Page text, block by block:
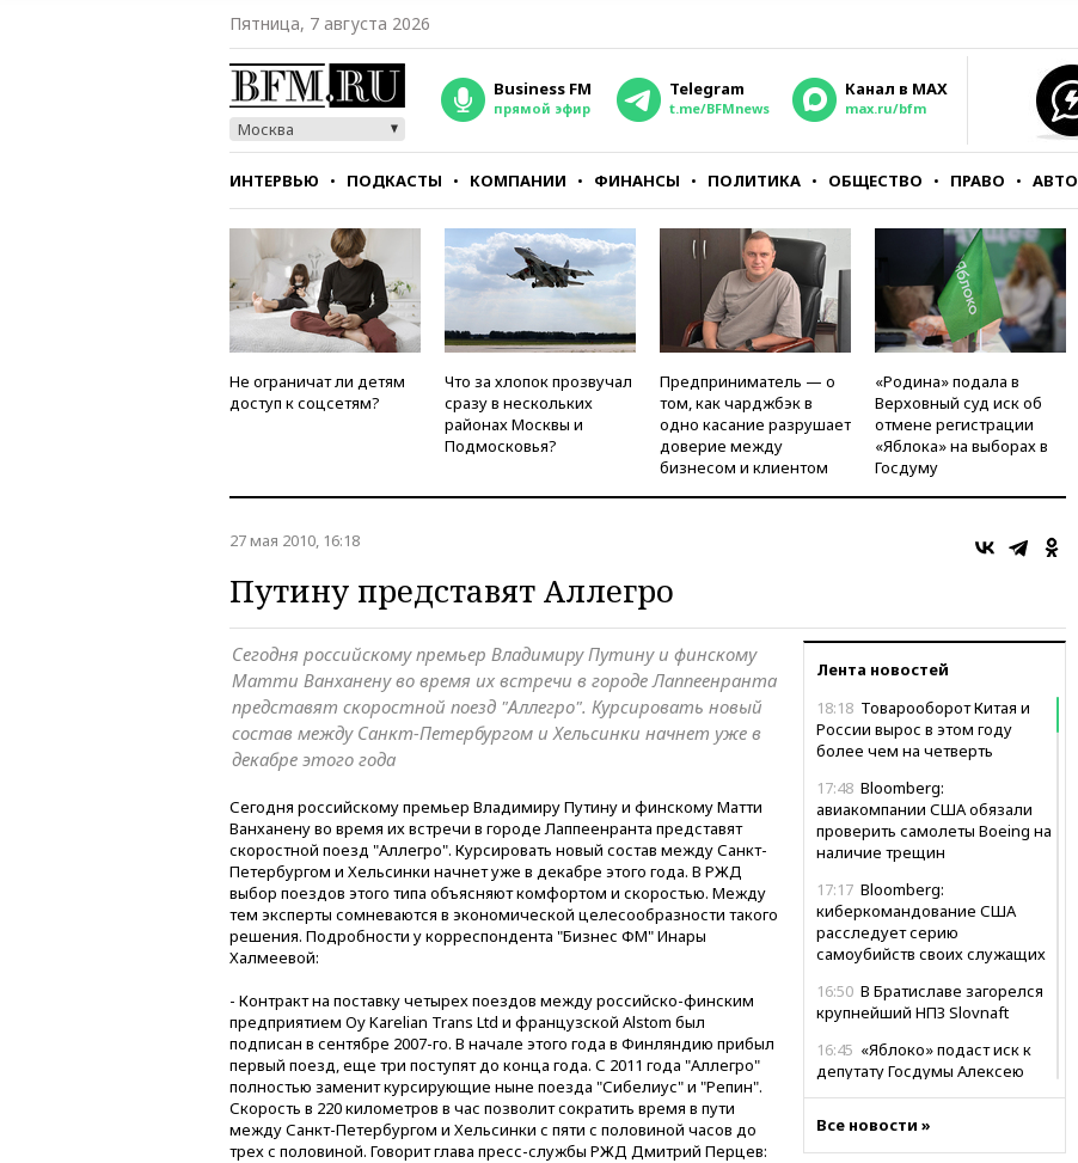
Пятница, 7 августа 2026
Москва
Business FM
прямой эфир
Telegram
t.me/BFMnews
Канал в MAX
max.ru/bfm
ИНТЕРВЬЮ ПОДКАСТЫ КОМПАНИИ ФИНАНСЫ ПОЛИТИКА ОБЩЕСТВО ПРАВО АВТО
СТИЛЬ ТЕСТЫ
Не ограничат ли детям
доступ к соцсетям?
Что за хлопок прозвучал
сразу в нескольких
районах Москвы и
Подмосковья?
Предприниматель — о
том, как чарджбэк в
одно касание разрушает
доверие между
бизнесом и клиентом
«Родина» подала в
Верховный суд иск об
отмене регистрации
«Яблока» на выборах в
Госдуму
27 мая 2010, 16:18
Путину представят Аллегро
Лента новостей
18:18 Товарооборот Китая и
России вырос в этом году
более чем на четверть
17:48 Bloomberg:
авиакомпании США обязали
проверить самолеты Boeing на
наличие трещин
17:17 Bloomberg:
киберкомандование США
расследует серию
самоубийств своих служащих
16:50 В Братиславе загорелся
крупнейший НПЗ Slovnaft
16:45 «Яблоко» подаст иск к
депутату Госдумы Алексею
Журавлеву
16:35 Мельникова и еще
шесть гимнастов сборной
Все новости »
Сегодня российскому премьер Владимиру Путину и финскому
Матти Ванханену во время их встречи в городе Лаппеенранта
представят скоростной поезд "Аллегро". Курсировать новый
состав между Санкт-Петербургом и Хельсинки начнет уже в
декабре этого года
Сегодня российскому премьер Владимиру Путину и финскому Матти
Ванханену во время их встречи в городе Лаппеенранта представят
скоростной поезд "Аллегро". Курсировать новый состав между Санкт-
Петербургом и Хельсинки начнет уже в декабре этого года. В РЖД
выбор поездов этого типа объясняют комфортом и скоростью. Между
тем эксперты сомневаются в экономической целесообразности такого
решения. Подробности у корреспондента "Бизнес ФМ" Инары
Халмеевой:
- Контракт на поставку четырех поездов между российско-финским
предприятием Oy Karelian Trans Ltd и французской Alstom был
подписан в сентябре 2007-го. В начале этого года в Финляндию прибыл
первый поезд, еще три поступят до конца года. С 2011 года "Аллегро"
полностью заменит курсирующие ныне поезда "Сибелиус" и "Репин".
Скорость в 220 километров в час позволит сократить время в пути
между Санкт-Петербургом и Хельсинки с пяти с половиной часов до
трех с половиной. Говорит глава пресс-службы РЖД Дмитрий Перцев: